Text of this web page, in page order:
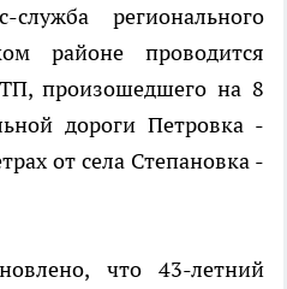
регионального
районе проводится
произошедшего на 8
дороги Петровка -
от села Степановка -
что 43-летний